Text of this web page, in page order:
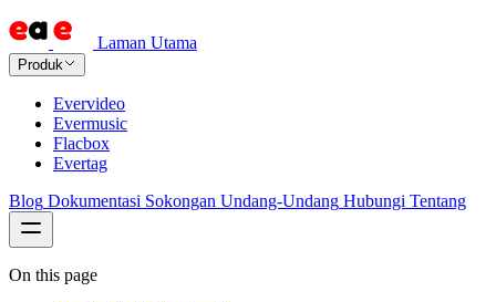
Laman Utama
Produk
Evervideo
Evermusic
Flacbox
Evertag
Blog Dokumentasi Sokongan Undang-Undang Hubungi Tentang
On this page